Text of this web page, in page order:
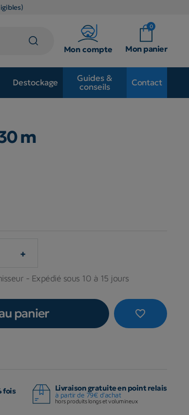
Mon compte
0
Mon panier
Destockage
Guides &
conseils
Contact
m
+
- Expédié sous 10 à 15 jours
favorite_border
panier
fois Livraison gratuite en point relais
à partir de 79€ d'achat
hors produits longs et volumineux